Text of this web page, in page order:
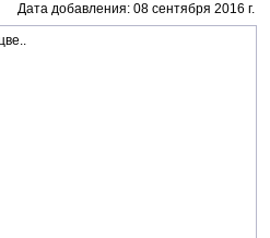
Дата добавления: 08 сентября 2016 г.